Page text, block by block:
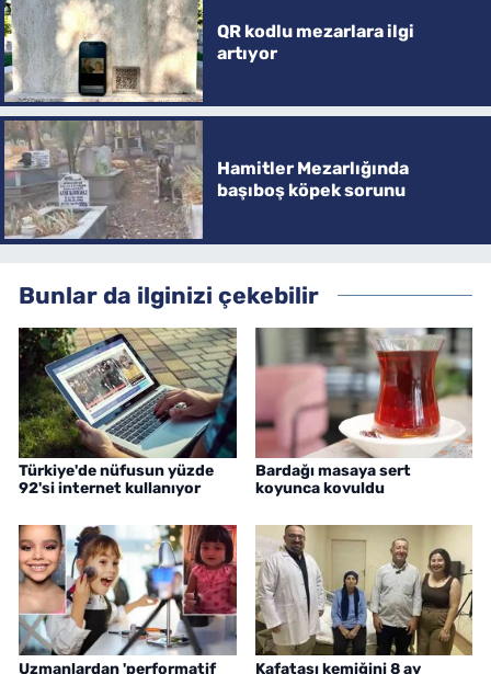
QR kodlu mezarlara ilgi
artıyor
Hamitler Mezarlığında
başıboş köpek sorunu
Bunlar da ilginizi çekebilir
Türkiye'de nüfusun yüzde
92'si internet kullanıyor
Bardağı masaya sert
koyunca kovuldu
Uzmanlardan 'performatif Kafatası kemiğini 8 ay